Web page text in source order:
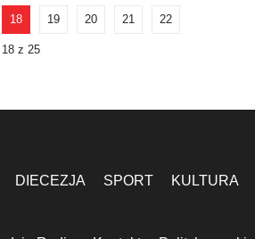
18 19 20 21 22
z 25
DIECEZJA SPORT KULTURA